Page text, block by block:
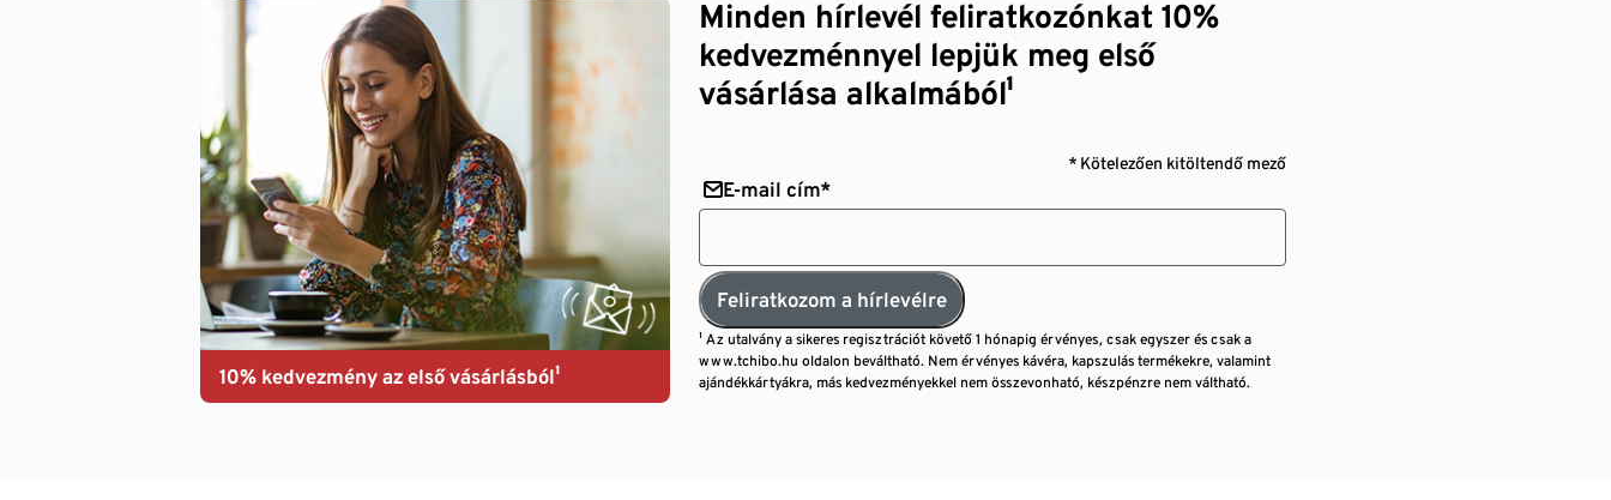
10% kedvezmény az első vásárlásból¹
Minden hírlevél feliratkozónkat 10%
kedvezménnyel lepjük meg első
vásárlása alkalmából¹
* Kötelezően kitöltendő mező
E-mail cím*
Feliratkozom a hírlevélre
¹ Az utalvány a sikeres regisztrációt követő 1 hónapig érvényes, csak egyszer és csak a
www.tchibo.hu oldalon beváltható. Nem érvényes kávéra, kapszulás termékekre, valamint
ajándékkártyákra, más kedvezményekkel nem összevonható, készpénzre nem váltható.